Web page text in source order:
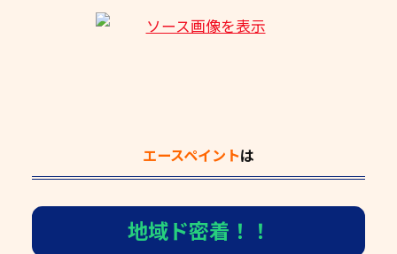
エースペイントは
地域ド密着！！